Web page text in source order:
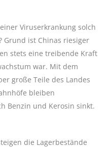
Viruserkrankung solch
Grund ist Chinas riesiger
stets eine treibende Kraft
war. Mit dem
große Teile des Landes
bleiben
Benzin und Kerosin sinkt.
die Lagerbestände